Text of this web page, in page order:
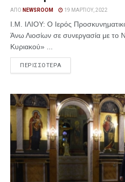
ΑΠΌ NEWSROOM 19 ΜΑΡΤΊΟΥ, 2022
Ι.Μ. ΙΛΙΟΥ: Ο Ιερός
Άνω Λιοσίων σε συνεργασία με το
Κυριακού» ...
ΠΕΡΙΣΣΟΤΕΡΑ